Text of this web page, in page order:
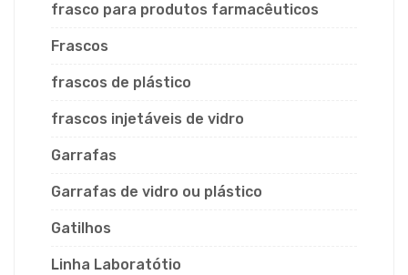
frasco para produtos farmacêuticos
Frascos
frascos de plástico
frascos injetáveis de vidro
Garrafas
Garrafas de vidro ou plástico
Gatilhos
Linha Laboratótio